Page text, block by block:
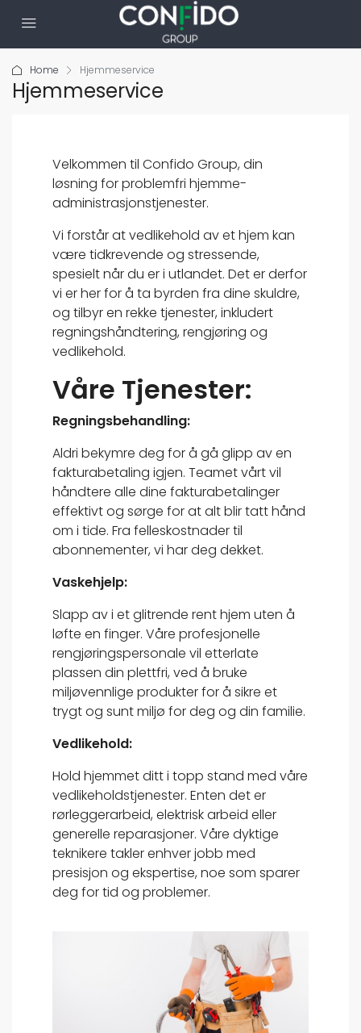
Home Hjemmeservice
Hjemmeservice
Velkommen til Confido Group, din
løsning for problemfri hjemme-
administrasjonstjenester.
Vi forstår at vedlikehold av et hjem kan
være tidkrevende og stressende,
spesielt når du er i utlandet. Det er derfor
vi er her for å ta byrden fra dine skuldre,
og tilbyr en rekke tjenester, inkludert
regningshåndtering, rengjøring og
vedlikehold.
Våre Tjenester:
Regningsbehandling:
Aldri bekymre deg for å gå glipp av en
fakturabetaling igjen. Teamet vårt vil
håndtere alle dine fakturabetalinger
effektivt og sørge for at alt blir tatt hånd
om i tide. Fra felleskostnader til
abonnementer, vi har deg dekket.
Vaskehjelp:
Slapp av i et glitrende rent hjem uten å
løfte en finger. Våre profesjonelle
rengjøringspersonale vil etterlate
plassen din plettfri, ved å bruke
miljøvennlige produkter for å sikre et
trygt og sunt miljø for deg og din familie.
Vedlikehold:
Hold hjemmet ditt i topp stand med våre
vedlikeholdstjenester. Enten det er
rørleggerarbeid, elektrisk arbeid eller
generelle reparasjoner. Våre dyktige
teknikere takler enhver jobb med
presisjon og ekspertise, noe som sparer
deg for tid og problemer.